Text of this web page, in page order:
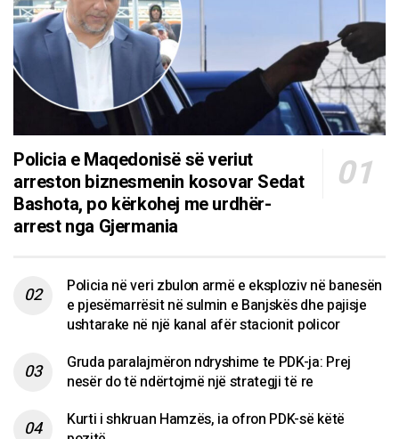
Policia e Maqedonisë së veriut
arreston biznesmenin kosovar Sedat
Bashota, po kërkohej me urdhër-
arrest nga Gjermania
Policia në veri zbulon armë e eksploziv në banesën
e pjesëmarrësit në sulmin e Banjskës dhe pajisje
ushtarake në një kanal afër stacionit policor
Gruda paralajmëron ndryshime te PDK-ja: Prej
nesër do të ndërtojmë një strategji të re
Kurti i shkruan Hamzës, ia ofron PDK-së këtë